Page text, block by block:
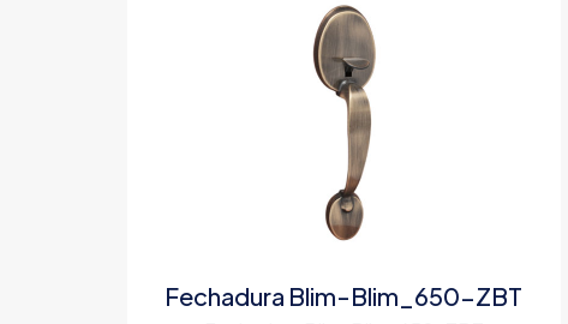
Fechadura Blim-Blim_650-ZBT